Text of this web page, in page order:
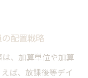
配置戦略
、加算単位や加算
ば、放課後等デイ